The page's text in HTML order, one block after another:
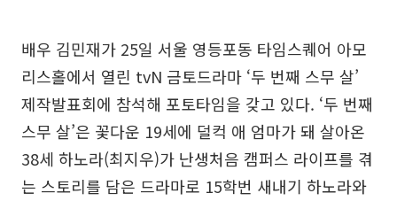
배우 김민재가 25일 서울 영등포동 타임스퀘어 아모
리스홀에서 열린 tvN 금토드라마 ‘두 번째 스무 살’
제작발표회에 참석해 포토타임을 갖고 있다. ‘두 번째
스무 살’은 꽃다운 19세에 덜컥 애 엄마가 돼 살아온
38세 하노라(최지우)가 난생처음 캠퍼스 라이프를 겪
는 스토리를 담은 드라마로 15학번 새내기 하노라와